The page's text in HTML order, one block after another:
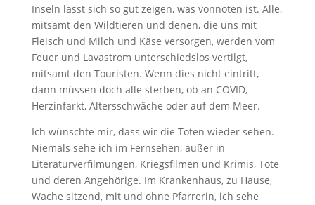
Inseln lässt sich so gut zeigen, was vonnöten ist. Alle,
mitsamt den Wildtieren und denen, die uns mit
Fleisch und Milch und Käse versorgen, werden vom
Feuer und Lavastrom unterschiedslos vertilgt,
mitsamt den Touristen. Wenn dies nicht eintritt,
dann müssen doch alle sterben, ob an COVID,
Herzinfarkt, Altersschwäche oder auf dem Meer.
Ich wünschte mir, dass wir die Toten wieder sehen.
Niemals sehe ich im Fernsehen, außer in
Literaturverfilmungen, Kriegsfilmen und Krimis, Tote
und deren Angehörige. Im Krankenhaus, zu Hause,
Wache sitzend, mit und ohne Pfarrerin, ich sehe